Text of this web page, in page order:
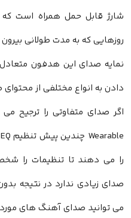
شارژ قابل حمل همراه است
روزهایی که به مدت طولانی
نمایه صدای این هدفون
دادن به انواع مختلفی از
را می دهند تا تنظیمات را
صدای زیادی ندارد در نتیجه
می توانید صدای آهنگ های مورد